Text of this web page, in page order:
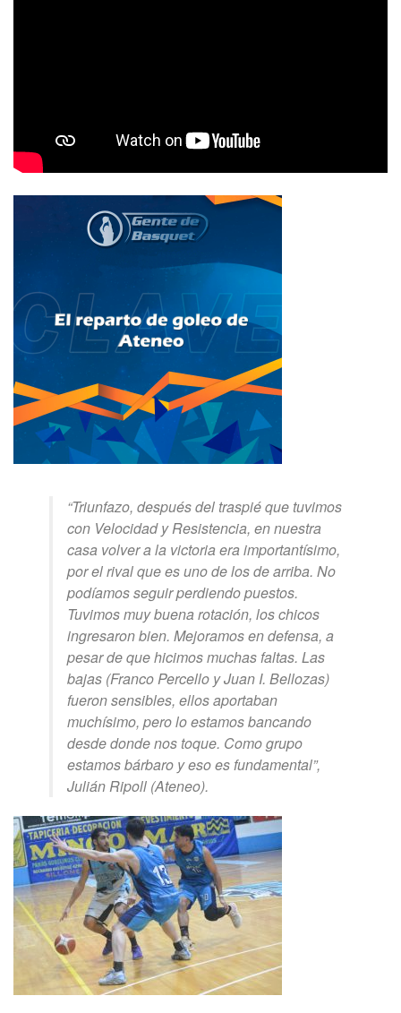
“Triunfazo, después del traspié que tuvimos
con Velocidad y Resistencia, en nuestra
casa volver a la victoria era importantísimo,
por el rival que es uno de los de arriba. No
podíamos seguir perdiendo puestos.
Tuvimos muy buena rotación, los chicos
ingresaron bien. Mejoramos en defensa, a
pesar de que hicimos muchas faltas. Las
bajas (Franco Percello y Juan I. Bellozas)
fueron sensibles, ellos aportaban
muchísimo, pero lo estamos bancando
desde donde nos toque. Como grupo
estamos bárbaro y eso es fundamental”,
Julián Ripoll (Ateneo).